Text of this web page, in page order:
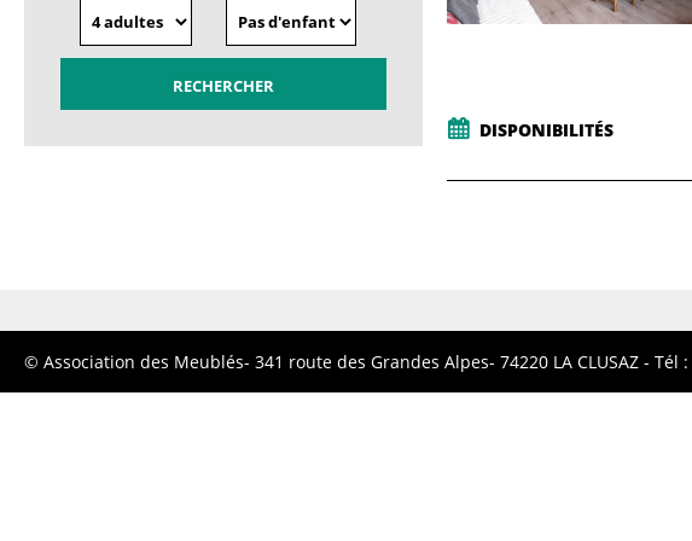
DISPONIBILITÉS
© Association des Meublés- 341 route des Grandes Alpes- 74220 LA CLUSAZ - Tél :